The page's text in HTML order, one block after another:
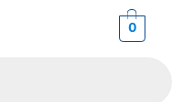
0